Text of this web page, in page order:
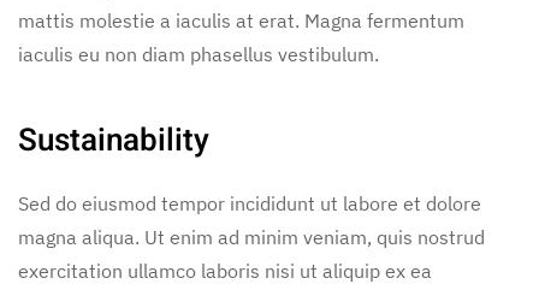
mattis molestie a iaculis at erat. Magna fermentum
iaculis eu non diam phasellus vestibulum.
Sustainability
Sed do eiusmod tempor incididunt ut labore et dolore
magna aliqua. Ut enim ad minim veniam, quis nostrud
exercitation ullamco laboris nisi ut aliquip ex ea